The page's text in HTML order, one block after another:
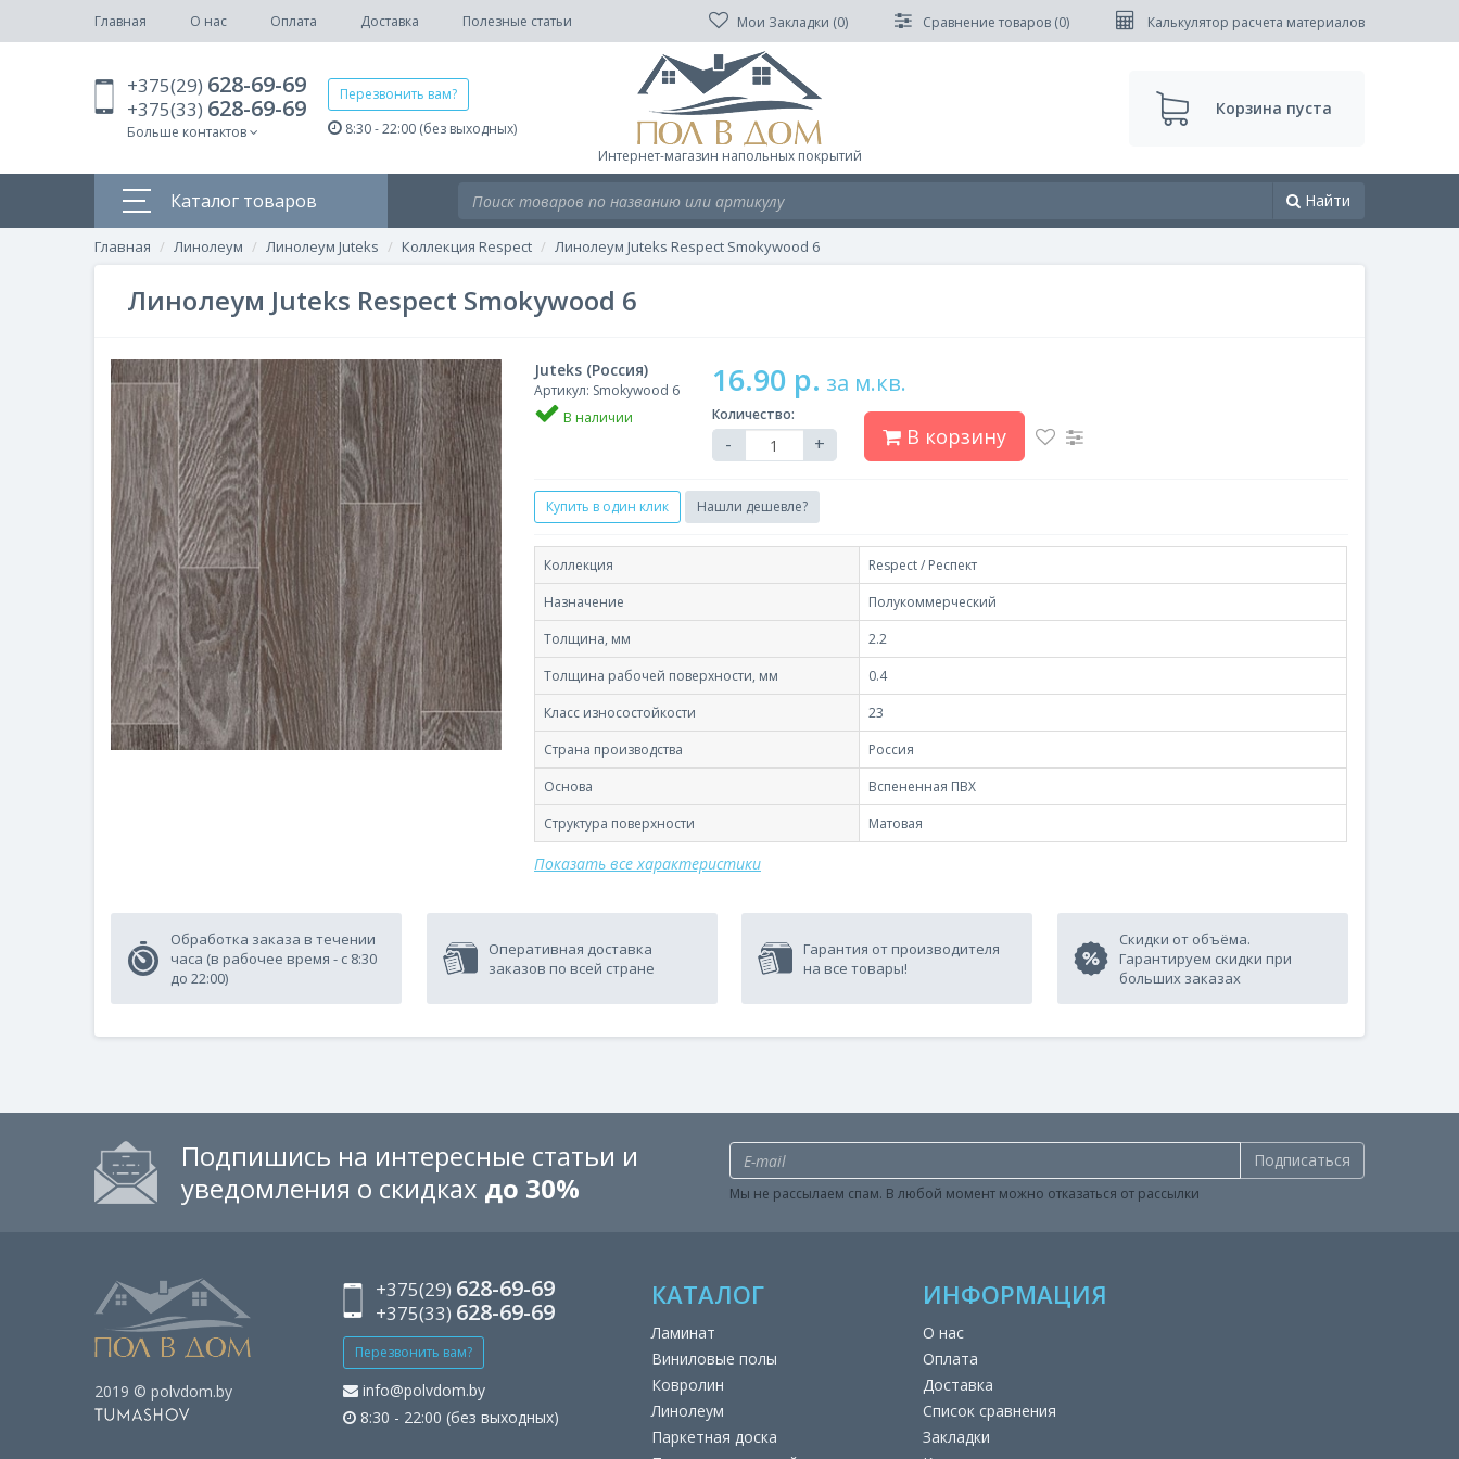
Главная О нас Оплата Доставка Полезные статьи Мои Закладки (0) Сравнение товаров (0) Калькулятор расчета материалов
+375(29) 628-69-69
+375(33) 628-69-69
Больше контактов
Перезвонить вам?
8:30 - 22:00 (без выходных)
Интернет-магазин напольных покрытий
Корзина пуста
Каталог товаров Найти
Главная Линолеум Линолеум Juteks Коллекция Respect Линолеум Juteks Respect Smokywood 6
Линолеум Juteks Respect Smokywood 6
Juteks (Россия)
Артикул: Smokywood 6
В наличии
16.90 р. за м.кв.
Количество:
- + В корзину
Купить в один клик Нашли дешевле?
Коллекция
Respect / Респект
Назначение
Полукоммерческий
Толщина, мм
2.2
Толщина рабочей поверхности, мм
0.4
Класс износостойкости
23
Страна производства
Россия
Основа
Вспененная ПВХ
Структура поверхности
Матовая
Показать все характеристики
Обработка заказа в течении
часа (в рабочее время - с 8:30
до 22:00)
Оперативная доставка
заказов по всей стране
Гарантия от производителя
на все товары!
Скидки от объёма.
Гарантируем скидки при
больших заказах
Подпишись на интересные статьи и
уведомления о скидках до 30%
Подписаться
Мы не рассылаем спам. В любой момент можно отказаться от рассылки
2019 © polvdom.by
+375(29) 628-69-69
+375(33) 628-69-69
Перезвонить вам?
info@polvdom.by
8:30 - 22:00 (без выходных)
КАТАЛОГ
Ламинат
Виниловые полы
Ковролин
Линолеум
Паркетная доска
ИНФОРМАЦИЯ
О нас
Оплата
Доставка
Список сравнения
Закладки